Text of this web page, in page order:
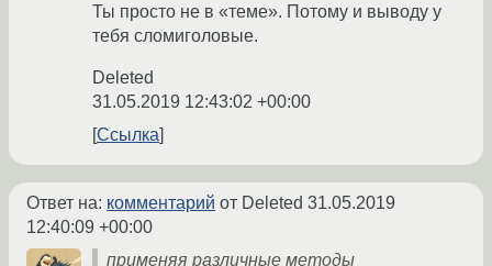
Ты просто не в «теме». Потому и выводу у
тебя сломиголовые.
Deleted
31.05.2019 12:43:02 +00:00
Ссылка
Ответ на: комментарий от Deleted 31.05.2019
12:40:09 +00:00
применяя различные методы